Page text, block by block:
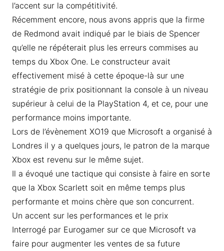
l’accent sur la compétitivité.
Récemment encore, nous avons appris que la firme
de Redmond avait indiqué par le biais de Spencer
qu’elle ne répéterait plus les erreurs commises au
temps du Xbox One. Le constructeur avait
effectivement misé à cette époque-là sur une
stratégie de prix positionnant la console à un niveau
supérieur à celui de la PlayStation 4, et ce, pour une
performance moins importante.
Lors de l’évènement XO19 que Microsoft a organisé à
Londres il y a quelques jours, le patron de la marque
Xbox est revenu sur le même sujet.
Il a évoqué une tactique qui consiste à faire en sorte
que la Xbox Scarlett soit en même temps plus
performante et moins chère que son concurrent.
Un accent sur les performances et le prix
Interrogé par Eurogamer sur ce que Microsoft va
faire pour augmenter les ventes de sa future